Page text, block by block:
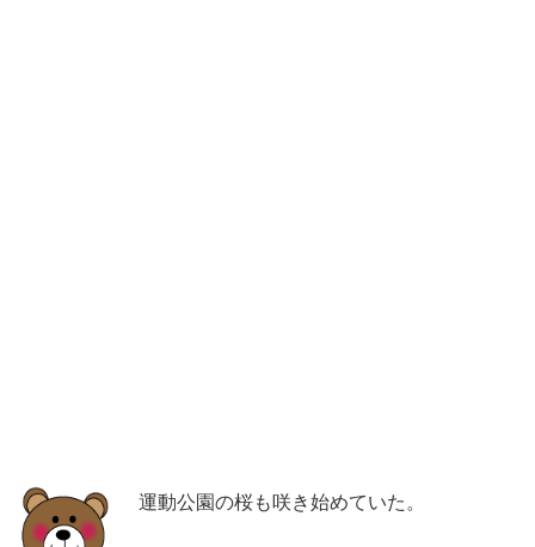
運動公園の桜も咲き始めていた。